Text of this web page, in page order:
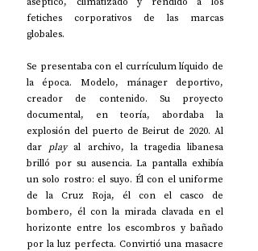
fetiches corporativos de las marcas
globales.
Se presentaba con el currículum líquido de
la época. Modelo, mánager deportivo,
creador de contenido. Su proyecto
documental, en teoría, abordaba la
explosión del puerto de Beirut de 2020. Al
dar play al archivo, la tragedia libanesa
brilló por su ausencia. La pantalla exhibía
un solo rostro: el suyo. Él con el uniforme
de la Cruz Roja, él con el casco de
bombero, él con la mirada clavada en el
horizonte entre los escombros y bañado
por la luz perfecta. Convirtió una masacre